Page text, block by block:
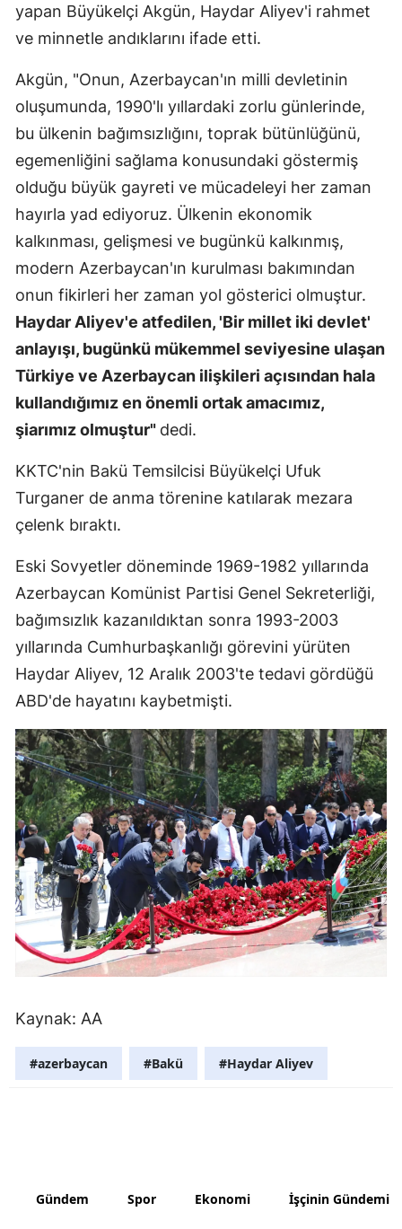
Isparta
İstanbul
Kars
Kastamonu
Kırklareli
Kırşehir
Kocaeli
Konya
Mardin
Muğla
Nevşehir
Ordu
Rize
Sakarya
Samsun
Siirt
Sinop
yapan Büyükelçi Akgün, Haydar Aliyev'i rahmet
ve minnetle andıklarını ifade etti.
Akgün, "Onun, Azerbaycan'ın milli devletinin
oluşumunda, 1990'lı yıllardaki zorlu günlerinde,
bu ülkenin bağımsızlığını, toprak bütünlüğünü,
egemenliğini sağlama konusundaki göstermiş
olduğu büyük gayreti ve mücadeleyi her zaman
hayırla yad ediyoruz. Ülkenin ekonomik
kalkınması, gelişmesi ve bugünkü kalkınmış,
modern Azerbaycan'ın kurulması bakımından
onun fikirleri her zaman yol gösterici olmuştur.
Haydar Aliyev'e atfedilen, 'Bir millet iki devlet'
anlayışı, bugünkü mükemmel seviyesine ulaşan
Türkiye ve Azerbaycan ilişkileri açısından hala
kullandığımız en önemli ortak amacımız,
şiarımız olmuştur" dedi.
KKTC'nin Bakü Temsilcisi Büyükelçi Ufuk
Turganer de anma törenine katılarak mezara
çelenk bıraktı.
Eski Sovyetler döneminde 1969-1982 yıllarında
Azerbaycan Komünist Partisi Genel Sekreterliği,
bağımsızlık kazanıldıktan sonra 1993-2003
yıllarında Cumhurbaşkanlığı görevini yürüten
Haydar Aliyev, 12 Aralık 2003'te tedavi gördüğü
ABD'de hayatını kaybetmişti.
Kaynak: AA
#azerbaycan #Bakü #Haydar Aliyev
Gündem Spor Ekonomi İşçinin Gündemi